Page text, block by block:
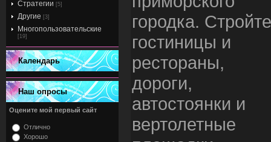
Стратегии [5]
Другие [3]
Многопользовательские
[19]
Календарь
Наш опросы
Оцените мой первый сайт
Отлично
Хорошо
городка. Стройте
гостиницы и
рестораны,
дороги,
автостоянки и
вертолетные